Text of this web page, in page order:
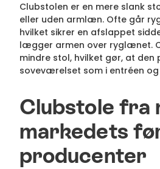
Clubstolen er en mere slank
eller uden armlæn. Ofte går
hvilket sikrer en afslappet
lægger armen over ryglænet.
mindre stol, hvilket gør, at den
soveværelset som i entréen og
Clubstole fra
markedets
producenter